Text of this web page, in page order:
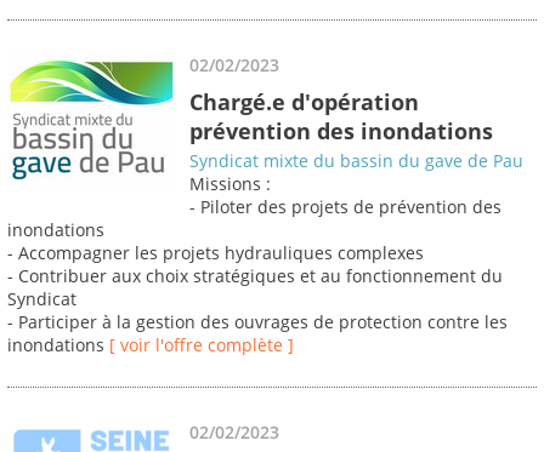
02/02/2023
Chargé.e d'opération
prévention des inondations
Syndicat mixte du bassin du gave de Pau
Missions :
- Piloter des projets de prévention des
inondations
- Accompagner les projets hydrauliques complexes
- Contribuer aux choix stratégiques et au fonctionnement du
Syndicat
- Participer à la gestion des ouvrages de protection contre les
inondations [ voir l'offre complète ]
02/02/2023